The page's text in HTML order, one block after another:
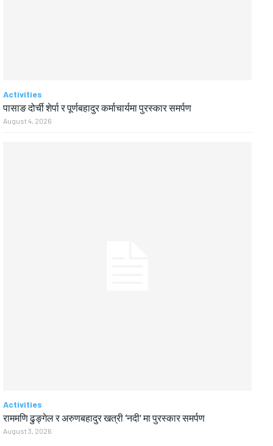
Activities
पासाङ दोर्ची शेर्पा र पूर्णबहादुर कर्माचार्यमा पुरस्कार समर्पण
August 4, 2026
Activities
राममणि ढुङ्गेल र अरुणबहादुर खत्री ‘नदी’ मा पुरस्कार समर्पण
August 3, 2026